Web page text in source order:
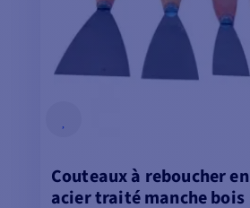
Couteaux à reboucher en
acier traité manche bois